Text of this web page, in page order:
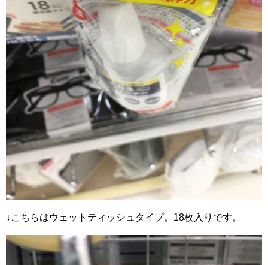
↓こちらはウェットティッシュタイプ。18枚入りです。